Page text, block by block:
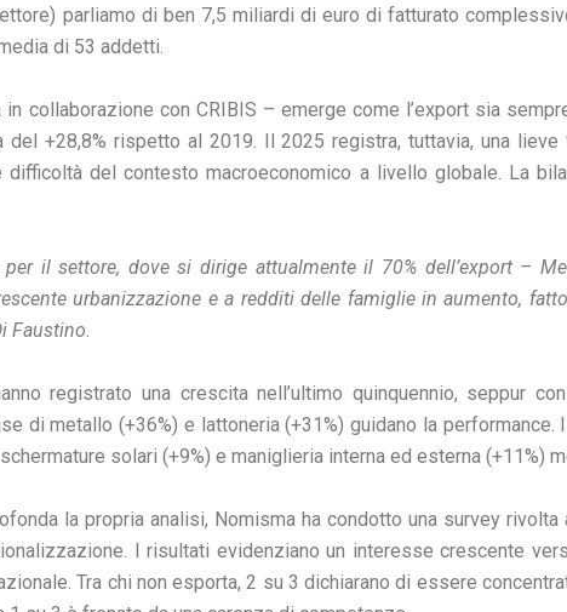
parliamo di ben 7,5 miliardi di euro di fatturato
di 53 addetti.
in collaborazione con CRIBIS – emerge come l’export sia
+28,8% rispetto al 2019. Il 2025 registra, tuttavia, una
del contesto macroeconomico a livello globale. La
per il settore, dove si dirige attualmente il 70% dell’export –
urbanizzazione e a redditi delle famiglie in aumento,
Faustino.
registrato una crescita nell’ultimo quinquennio, seppur
di metallo (+36%) e lattoneria (+31%) guidano la
solari (+9%) e maniglieria interna ed esterna (+11%)
la propria analisi, Nomisma ha condotto una survey
I risultati evidenziano un interesse crescente
Tra chi non esporta, 2 su 3 dichiarano di essere